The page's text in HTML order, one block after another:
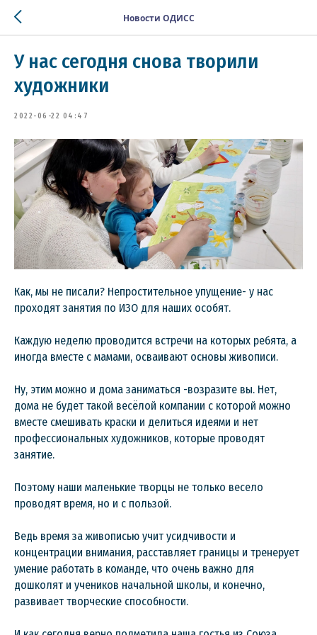
Новости ОДИСС
У нас сегодня снова творили
художники
2022-06-22 04:47
Как, мы не писали? Непростительное упущение- у нас
проходят занятия по ИЗО для наших особят.
Каждую неделю проводится встречи на которых ребята, а
иногда вместе с мамами, осваивают основы живописи.
Ну, этим можно и дома заниматься -возразите вы. Нет,
дома не будет такой весёлой компании с которой можно
вместе смешивать краски и делиться идеями и нет
профессиональных художников, которые проводят
занятие.
Поэтому наши маленькие творцы не только весело
проводят время, но и с пользой.
Ведь время за живописью учит усидчивости и
концентрации внимания, расставляет границы и тренерует
умение работать в команде, что очень важно для
дошколят и учеников начальной школы, и конечно,
развивает творческие способности.